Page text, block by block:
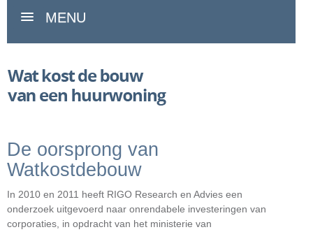
MENU
De oorsprong van
Watkostdebouw
In 2010 en 2011 heeft RIGO Research en Advies een
onderzoek uitgevoerd naar onrendabele investeringen van
corporaties, in opdracht van het ministerie van